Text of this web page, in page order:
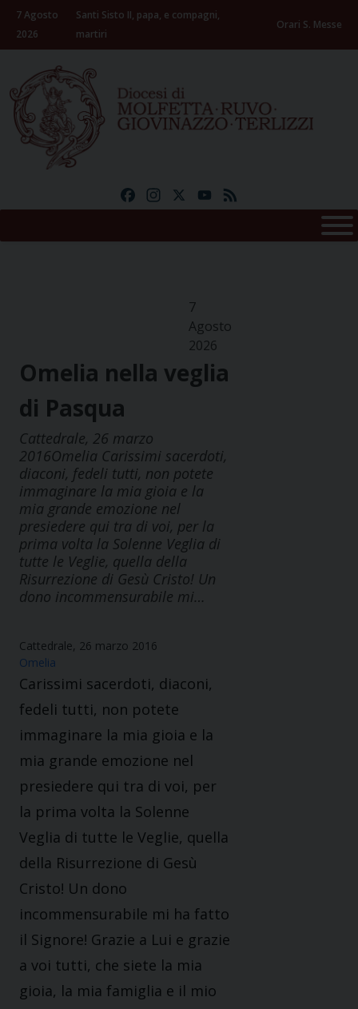
Skip
content
7 Agosto
2026
Santi Sisto II, papa, e compagni,
martiri
Orari S. Messe
FacebookInstagramYouTube
7
Agosto
2026
Omelia nella veglia
di Pasqua
Cattedrale, 26 marzo
2016Omelia Carissimi sacerdoti,
diaconi, fedeli tutti, non potete
immaginare la mia gioia e la
mia grande emozione nel
presiedere qui tra di voi, per la
prima volta la Solenne Veglia di
tutte le Veglie, quella della
Risurrezione di Gesù Cristo! Un
dono incommensurabile mi…
Cattedrale, 26 marzo 2016
Omelia
Carissimi sacerdoti, diaconi,
fedeli tutti, non potete
immaginare la mia gioia e la
mia grande emozione nel
presiedere qui tra di voi, per
la prima volta la Solenne
Veglia di tutte le Veglie, quella
della Risurrezione di Gesù
Cristo! Un dono
incommensurabile mi ha fatto
il Signore! Grazie a Lui e grazie
a voi tutti, che siete la mia
gioia, la mia famiglia e il mio